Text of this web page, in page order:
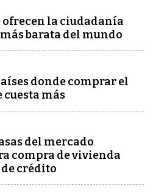
ofrecen la ciudadanía
barata del mundo
donde comprar el
más
del mercado
compra de vivienda
de crédito